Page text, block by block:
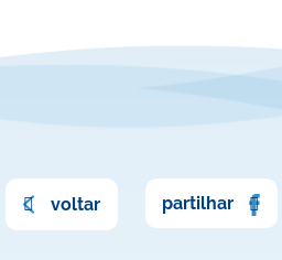
voltar partilhar